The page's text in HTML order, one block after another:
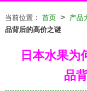
当前位置： 首页 > 产品
品背后的高价之谜
日本水果为
品